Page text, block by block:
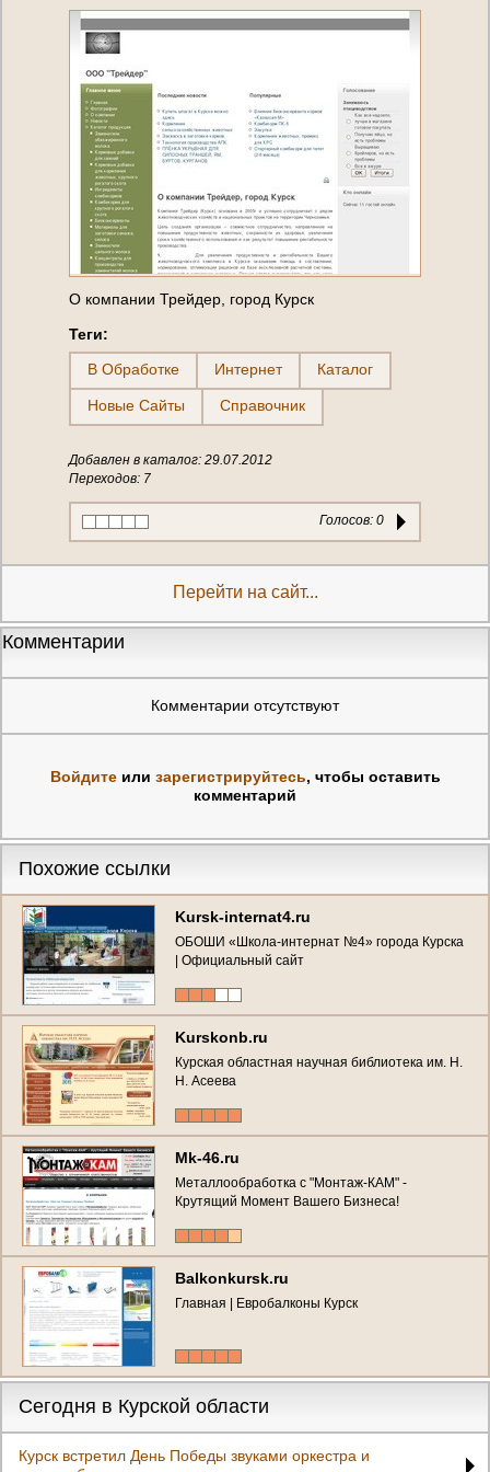
О компании Трейдер, город Курск
Теги:
В Обработке
Интернет Каталог
Новые Сайты Справочник
Добавлен в каталог: 29.07.2012
Переходов: 7
Голосов: 0
Перейти на сайт...
Комментарии
Комментарии отсутствуют
Войдитеили зарегистрируйтесь, чтобы оставить
комментарий
Похожие ссылки
Kursk-internat4.ru
ОБОШИ «Школа-интернат №4» города Курска
| Официальный сайт
Kurskonb.ru
Курская областная научная библиотека им. Н.
Н. Асеева
Mk-46.ru
Металлообработка с "Монтаж-КАМ" -
Крутящий Момент Вашего Бизнеса!
Balkonkursk.ru
Главная | Евробалконы Курск
Сегодня в Курской области
Курск встретил День Победы звуками оркестра и